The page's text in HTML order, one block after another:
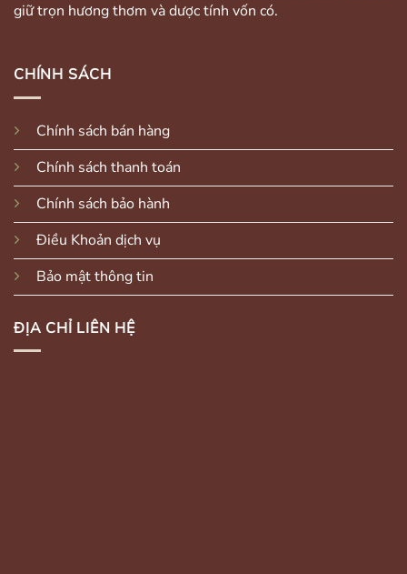
giữ trọn hương thơm và dược tính vốn có.
CHÍNH SÁCH
Chính sách bán hàng
Chính sách thanh toán
Chính sách bảo hành
Điều Khoản dịch vụ
Bảo mật thông tin
ĐỊA CHỈ LIÊN HỆ